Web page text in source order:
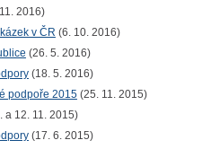
2016)
v ČR (6. 10. 2016)
(26. 5. 2016)
(18. 5. 2016)
podpoře 2015(25. 11. 2015)
a 12. 11. 2015)
(17. 6. 2015)